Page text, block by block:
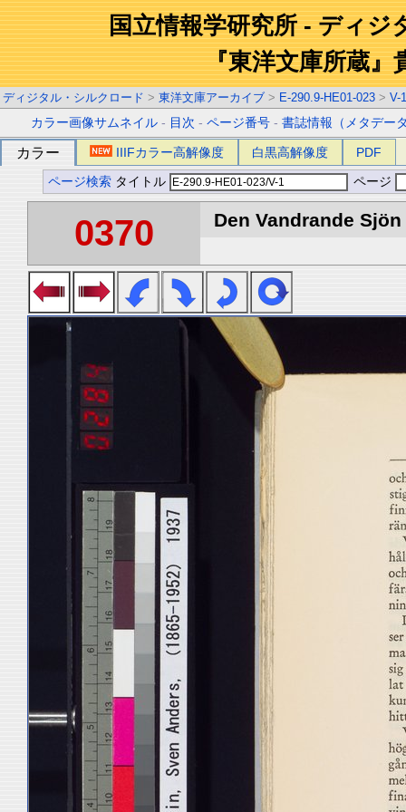
国立情報学研究所 - ディジ
『東洋文庫所蔵』
ディジタル・シルクロード > 東洋文庫アーカイブ > E-290.9-HE01-023 > V-1
カラー画像サムネイル - 目次 -ページ番号 -書誌情報（メタデー
カラー IIIFカラー高解像度 白黒高解像度 PDF
ページ検索 タイトル ページ
0370 Den Vandrande